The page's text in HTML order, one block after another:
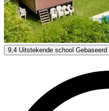
Idealog
9,4 Uitstekend Gebaseerd op 118
9,4 Uitstekende school Gebaseerd